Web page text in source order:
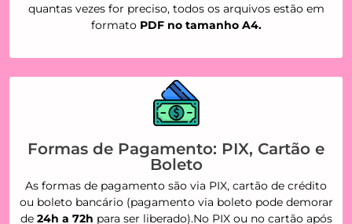
quantas vezes for preciso, todos os arquivos estão em
formato PDF no tamanho A4.
Formas de Pagamento: PIX, Cartão e
Boleto
As formas de pagamento são via PIX, cartão de crédito
ou boleto bancário (pagamento via boleto pode demorar
de 24h a 72h para ser liberado).No PIX ou no cartão após